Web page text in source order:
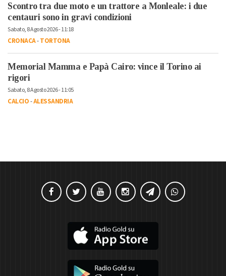
Scontro tra due moto e un trattore a Monleale: i due
centauri sono in gravi condizioni
Sabato, 8 Agosto 2026 - 11:18
CRONACA-TORTONA
Memorial Mamma e Papà Cairo: vince il Torino ai
rigori
Sabato, 8 Agosto 2026 - 11:05
CALCIO-ALESSANDRIA